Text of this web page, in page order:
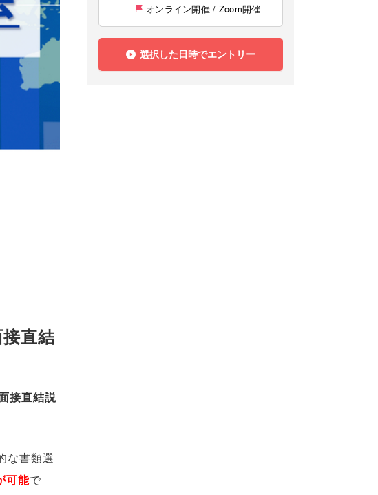
直結
接直結説
な書類選
可能で
オンライン開催 / Zoom開催
選択した日時でエントリー